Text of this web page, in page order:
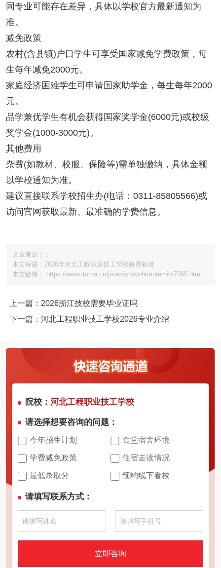
同专业可能存在差异，具体以学校官方最新通知为
准。
减免政策
农村(含县镇)户口学生可享受国家减免学费政策，每
生每年减免2000元。
家庭经济困难学生可申请国家助学金，每生每年2000
元。
品学兼优学生有机会获得国家奖学金(6000元)或校级
奖学金(1000-3000元)。
其他费用
杂费(如教材、校服、保险等)需单独缴纳，具体金额
以学校通知为准。
建议直接联系学校招生办(电话：0311-85805566)或
访问官网获取最新、最准确的学费信息。
文章来源于：
本文标题：2026年河北工程职业技工学校收费标准
本文链接： https://www.itoma.cn/jixiao/show-htm-itemid-7565.html
上一篇：2026浙江技校需要毕业证吗
下一篇：河北工程职业技工学校2026专业介绍
院校：河北工程职业技工学校
请选择想要咨询的问题：
今年招生计划 食堂宿舍环境
学费减免政策 住宿走读情况
最低录取分 预约线下看校
请填写联系方式：
立即咨询